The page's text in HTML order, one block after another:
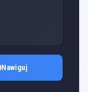
Nawiguj